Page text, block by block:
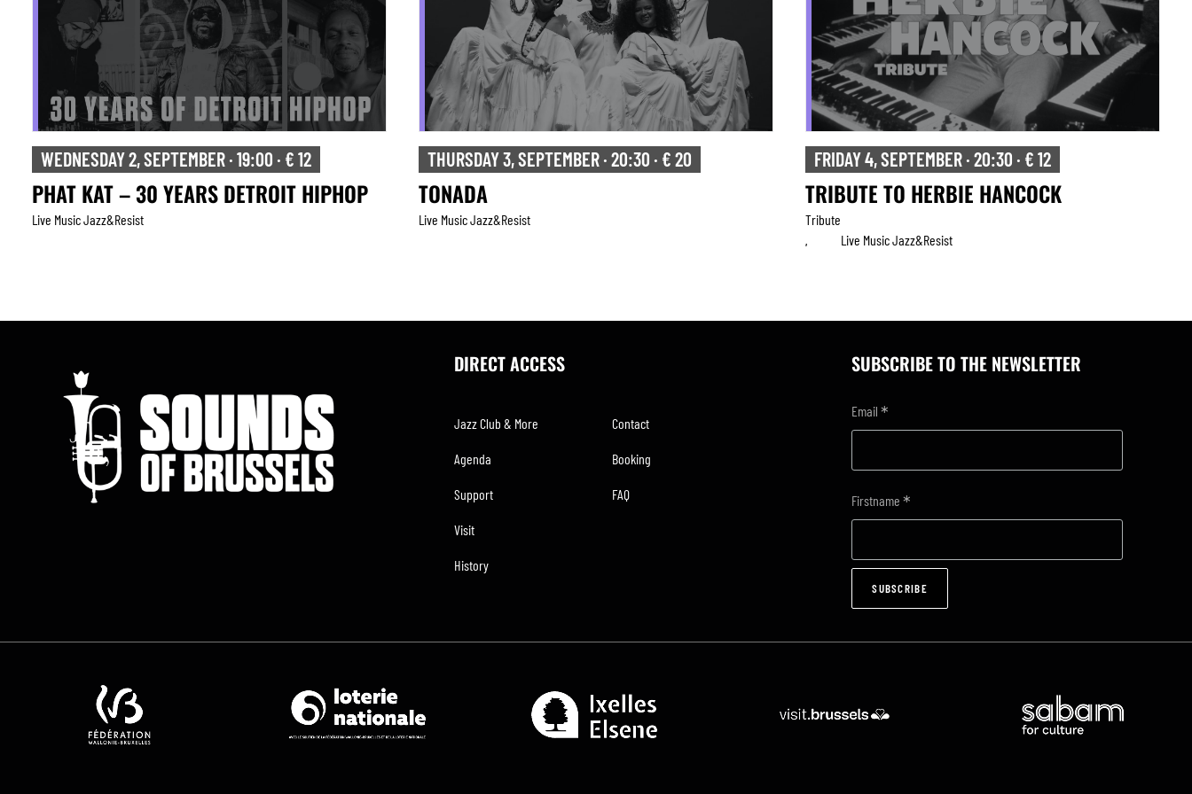
WEDNESDAY 2, SEPTEMBER · 19:00 · € 12
PHAT KAT – 30 YEARS DETROIT HIPHOP
Live Music Jazz&resist
THURSDAY 3, SEPTEMBER · 20:30 · € 20
TONADA
Live Music Jazz&resist
FRIDAY 4, SEPTEMBER · 20:30 · € 12
TRIBUTE TO HERBIE HANCOCK
Tribute
Live Music Jazz&resist
DIRECT ACCESS
Jazz Club & More
Agenda
Support
Visit
History
Contact
Booking
FAQ
SUBSCRIBE TO THE NEWSLETTER
Email*
Firstname*